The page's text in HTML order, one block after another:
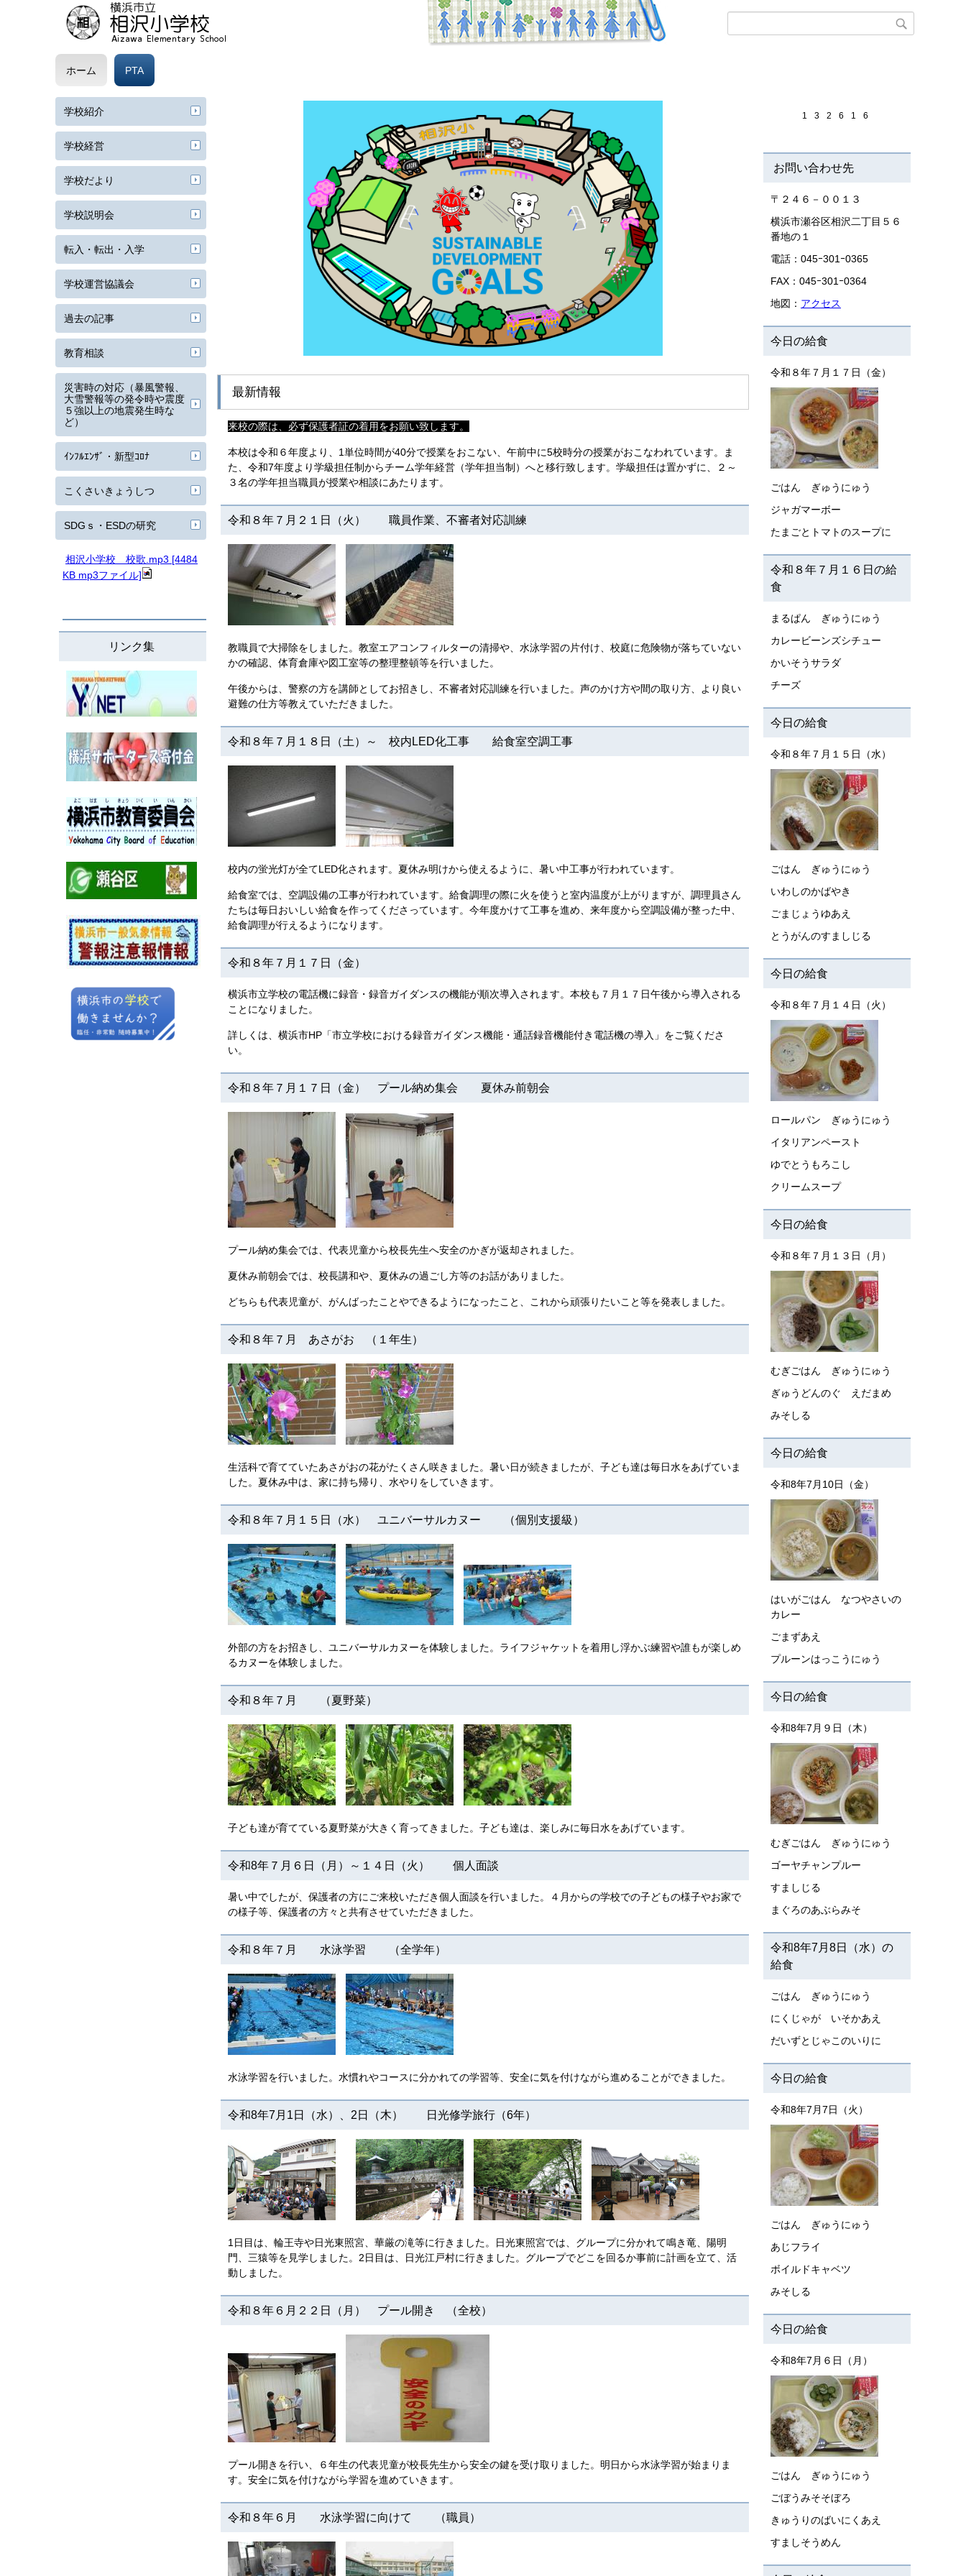
ホーム PTA
学校紹介
学校経営
学校だより
学校説明会
転入・転出・入学
学校運営協議会
過去の記事
教育相談
災害時の対応（暴風警報、
大雪警報等の発令時や震度
５強以上の地震発生時な
ど）
ｲﾝﾌﾙｴﾝｻﾞ・新型ｺﾛﾅ
こくさいきょうしつ
SDGｓ・ESDの研究
相沢小学校 校歌.mp3 [4484
KB mp3ファイル]
リンク集
最新情報
来校の際は、必ず保護者証の着用をお願い致します。
本校は令和６年度より、1単位時間が40分で授業をおこない、午前中に5校時分の授業がおこなわれています。ま
た、令和7年度より学級担任制からチーム学年経営（学年担当制）へと移行致します。学級担任は置かずに、２～
３名の学年担当職員が授業や相談にあたります。
令和８年７月２１日（火） 職員作業、不審者対応訓練
教職員で大掃除をしました。教室エアコンフィルターの清掃や、水泳学習の片付け、校庭に危険物が落ちていない
かの確認、体育倉庫や図工室等の整理整頓等を行いました。
午後からは、警察の方を講師としてお招きし、不審者対応訓練を行いました。声のかけ方や間の取り方、より良い
避難の仕方等教えていただきました。
令和８年７月１８日（土）～ 校内LED化工事 給食室空調工事
校内の蛍光灯が全てLED化されます。夏休み明けから使えるように、暑い中工事が行われています。
給食室では、空調設備の工事が行われています。給食調理の際に火を使うと室内温度が上がりますが、調理員さん
たちは毎日おいしい給食を作ってくださっています。今年度かけて工事を進め、来年度から空調設備が整った中、
給食調理が行えるようになります。
令和８年７月１７日（金）
横浜市立学校の電話機に録音・録音ガイダンスの機能が順次導入されます。本校も７月１７日午後から導入される
ことになりました。
詳しくは、横浜市HP「市立学校における録音ガイダンス機能・通話録音機能付き電話機の導入」をご覧くださ
い。
令和８年７月１７日（金） プール納め集会 夏休み前朝会
プール納め集会では、代表児童から校長先生へ安全のかぎが返却されました。
夏休み前朝会では、校長講和や、夏休みの過ごし方等のお話がありました。
どちらも代表児童が、がんばったことやできるようになったこと、これから頑張りたいこと等を発表しました。
令和８年７月 あさがお （１年生）
生活科で育てていたあさがおの花がたくさん咲きました。暑い日が続きましたが、子ども達は毎日水をあげていま
した。夏休み中は、家に持ち帰り、水やりをしていきます。
令和８年７月１５日（水） ユニバーサルカヌー （個別支援級）
外部の方をお招きし、ユニバーサルカヌーを体験しました。ライフジャケットを着用し浮かぶ練習や誰もが楽しめ
るカヌーを体験しました。
令和８年７月 （夏野菜）
子ども達が育てている夏野菜が大きく育ってきました。子ども達は、楽しみに毎日水をあげています。
令和8年７月６日（月）～１４日（火） 個人面談
暑い中でしたが、保護者の方にご来校いただき個人面談を行いました。４月からの学校での子どもの様子やお家で
の様子等、保護者の方々と共有させていただきました。
令和８年７月 水泳学習 （全学年）
水泳学習を行いました。水慣れやコースに分かれての学習等、安全に気を付けながら進めることができました。
令和8年7月1日（水）、2日（木） 日光修学旅行（6年）
1日目は、輪王寺や日光東照宮、華厳の滝等に行きました。日光東照宮では、グループに分かれて鳴き竜、陽明
門、三猿等を見学しました。2日目は、日光江戸村に行きました。グループでどこを回るか事前に計画を立て、活
動しました。
令和８年６月２２日（月） プール開き （全校）
プール開きを行い、６年生の代表児童が校長先生から安全の鍵を受け取りました。明日から水泳学習が始まりま
す。安全に気を付けながら学習を進めていきます。
令和８年６月 水泳学習に向けて （職員）
1 3 2 6 1 6
お問い合わせ先
〒２４６－００１３
横浜市瀬谷区相沢二丁目５６
番地の１
電話：045ｰ301ｰ0365
FAX：045ｰ301ｰ0364
地図： アクセス
今日の給食
令和８年７月１７日（金）
ごはん ぎゅうにゅう
ジャガマーボー
たまごとトマトのスープに
令和８年７月１６日の給
食
まるぱん ぎゅうにゅう
カレービーンズシチュー
かいそうサラダ
チーズ
今日の給食
令和８年７月１５日（水）
ごはん ぎゅうにゅう
いわしのかばやき
ごまじょうゆあえ
とうがんのすましじる
今日の給食
令和８年７月１４日（火）
ロールパン ぎゅうにゅう
イタリアンペースト
ゆでとうもろこし
クリームスープ
今日の給食
令和８年７月１３日（月）
むぎごはん ぎゅうにゅう
ぎゅうどんのぐ えだまめ
みそしる
今日の給食
令和8年7月10日（金）
はいがごはん なつやさいの
カレー
ごまずあえ
プルーンはっこうにゅう
今日の給食
令和8年7月９日（木）
むぎごはん ぎゅうにゅう
ゴーヤチャンプルー
すましじる
まぐろのあぶらみそ
令和8年7月8日（水）の
給食
ごはん ぎゅうにゅう
にくじゃが いそかあえ
だいずとじゃこのいりに
今日の給食
令和8年7月7日（火）
ごはん ぎゅうにゅう
あじフライ
ボイルドキャベツ
みそしる
今日の給食
令和8年7月６日（月）
ごはん ぎゅうにゅう
ごぼうみそそぼろ
きゅうりのばいにくあえ
すましそうめん